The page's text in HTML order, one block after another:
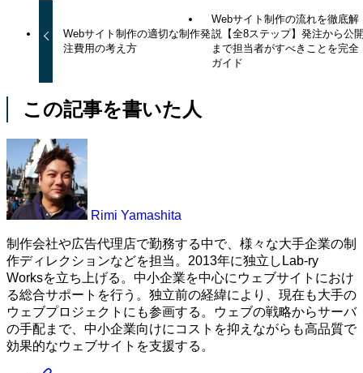
Webサイト制作の適切な制作発
注費用の考え方
Webサイト制作の流れを徹底解
説【全8ステップ】発注から公
まで担当者がすべきことを完全
ガイド
この記事を書いた人
Rimi Yamashita
制作会社や広告代理店で勤務する中で、様々な大手企業の制
作ディレクションなどを担当。2013年に独立しLab-ry
Worksを立ち上げる。中小企業を中心にウェブサイトにおけ
る総合サポートを行う。独立前の経緯により、現在も大手の
ウェブプロジェクトにも参画する。ウェブの戦略からサーバ
の手配まで、中小企業向けにコストを抑えながらも高品質で
効果的なウェブサイトを支援する。